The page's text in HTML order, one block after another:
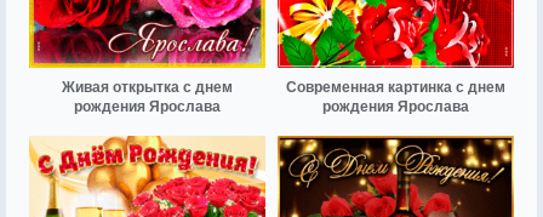
Живая открытка с днем
рождения Ярослава
Современная картинка с днем
рождения Ярослава